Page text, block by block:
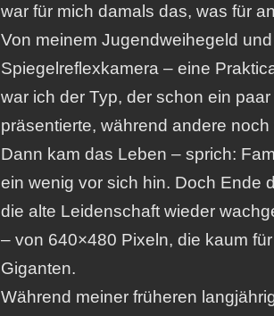
war für mich damals das, was für
Von meinem Jugendweihegeld
Spiegelreflexkamera – eine
war ich der Typ, der schon ein
präsentierte, während andere
Dann kam das Leben – sprich:
ein wenig vor sich hin. Doch Ende
die alte Leidenschaft wieder
– von 640×480 Pixeln, die kaum
Giganten.
Während meiner früheren